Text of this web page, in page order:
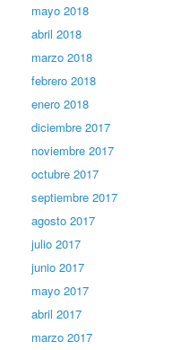
mayo 2018
abril 2018
marzo 2018
febrero 2018
enero 2018
diciembre 2017
noviembre 2017
octubre 2017
septiembre 2017
agosto 2017
julio 2017
junio 2017
mayo 2017
abril 2017
marzo 2017